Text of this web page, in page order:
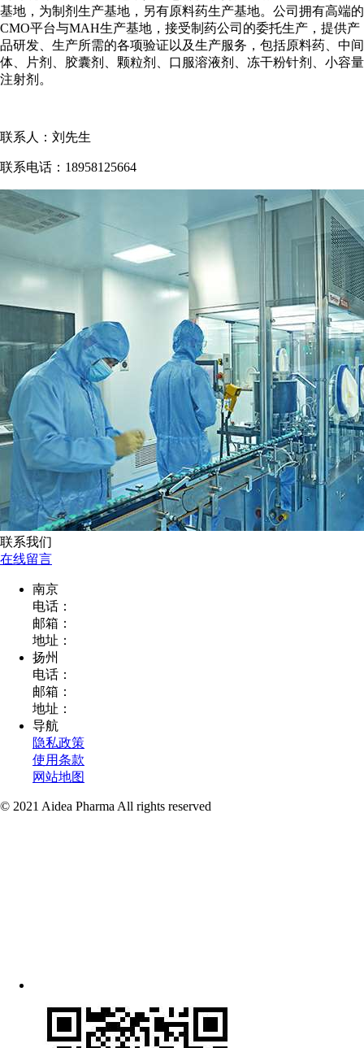
基地，为制剂生产基地，另有原料药生产基地。公司拥有高端的
CMO平台与MAH生产基地，接受制药公司的委托生产，提供产
品研发、生产所需的各项验证以及生产服务，包括原料药、中间
体、片剂、胶囊剂、颗粒剂、口服溶液剂、冻干粉针剂、小容量
注射剂。
联系人：刘先生
联系电话：18958125664
联系我们
在线留言
南京
电话：
邮箱：
地址：
扬州
电话：
邮箱：
地址：
导航
隐私政策
使用条款
网站地图
© 2021 Aidea Pharma All rights reserved